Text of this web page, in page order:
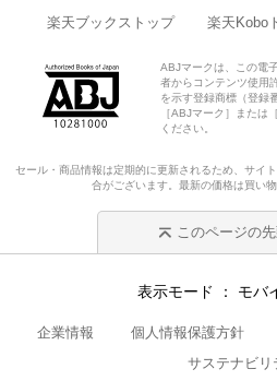
楽天ブックストップ 楽天Kobo
ABJマークは、この電
者からコンテンツ使用
を示す登録商標（登録
［ABJマーク］または
ください。
セール・商品情報は定期的に更新されるため、サイ
合がございます。最新の価格は買い
このページの
表示モード モバ
企業情報 個人情報保護方針
サステナビリ